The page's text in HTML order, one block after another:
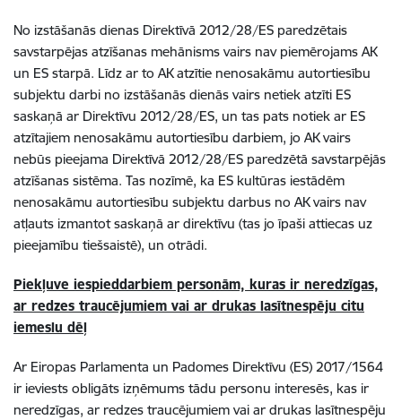
No izstāšanās dienas Direktīvā 2012/28/ES paredzētais
savstarpējas atzīšanas mehānisms vairs nav piemērojams AK
un ES starpā. Līdz ar to AK atzītie nenosakāmu autortiesību
subjektu darbi no izstāšanās dienās vairs netiek atzīti ES
saskaņā ar Direktīvu 2012/28/ES, un tas pats notiek ar ES
atzītajiem nenosakāmu autortiesību darbiem, jo AK vairs
nebūs pieejama Direktīvā 2012/28/ES paredzētā savstarpējās
atzīšanas sistēma. Tas nozīmē, ka ES kultūras iestādēm
nenosakāmu autortiesību subjektu darbus no AK vairs nav
atļauts izmantot saskaņā ar direktīvu (tas jo īpaši attiecas uz
pieejamību tiešsaistē), un otrādi.
Piekļuve iespieddarbiem personām, kuras ir neredzīgas,
ar redzes traucējumiem vai ar drukas lasītnespēju citu
iemeslu dēļ
Ar Eiropas Parlamenta un Padomes Direktīvu (ES) 2017/1564
ir ieviests obligāts izņēmums tādu personu interesēs, kas ir
neredzīgas, ar redzes traucējumiem vai ar drukas lasītnespēju